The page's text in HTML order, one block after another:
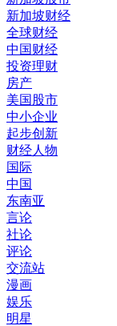
新加坡财经
全球财经
中国财经
投资理财
房产
美国股市
中小企业
起步创新
财经人物
国际
中国
东南亚
言论
社论
评论
交流站
漫画
娱乐
明星